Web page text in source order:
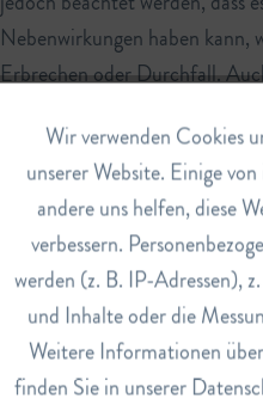
Nebenwirkungen haben kann,
Erbrechen oder Durchfall.
Insgesamt ist Natron ein
Haushaltsmittel mit einer
vielen Kulturen. Es kann als
Körperpflegeprodukt und
genutzt werden. Allerdings
geboten sein und höhere
Funktionale
Marketing
Tracking
Service
Wir verwenden Cookies
unserer Website. Einige
andere uns helfen, diese
verbessern.
werden (z. B. IP-Adressen),
und Inhalte oder die
Weitere Informationen
finden Sie in unserer